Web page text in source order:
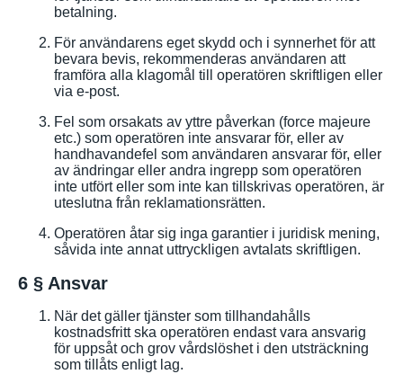
betalning.
För användarens eget skydd och i synnerhet för att
bevara bevis, rekommenderas användaren att
framföra alla klagomål till operatören skriftligen eller
via e-post.
Fel som orsakats av yttre påverkan (force majeure
etc.) som operatören inte ansvarar för, eller av
handhavandefel som användaren ansvarar för, eller
av ändringar eller andra ingrepp som operatören
inte utfört eller som inte kan tillskrivas operatören, är
uteslutna från reklamationsrätten.
Operatören åtar sig inga garantier i juridisk mening,
såvida inte annat uttryckligen avtalats skriftligen.
6 § Ansvar
När det gäller tjänster som tillhandahålls
kostnadsfritt ska operatören endast vara ansvarig
för uppsåt och grov vårdslöshet i den utsträckning
som tillåts enligt lag.